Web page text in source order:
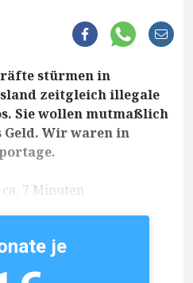
stürmen in
zeitgleich illegale
Sie wollen mutmaßlich
Wir waren in
7 Minuten
je